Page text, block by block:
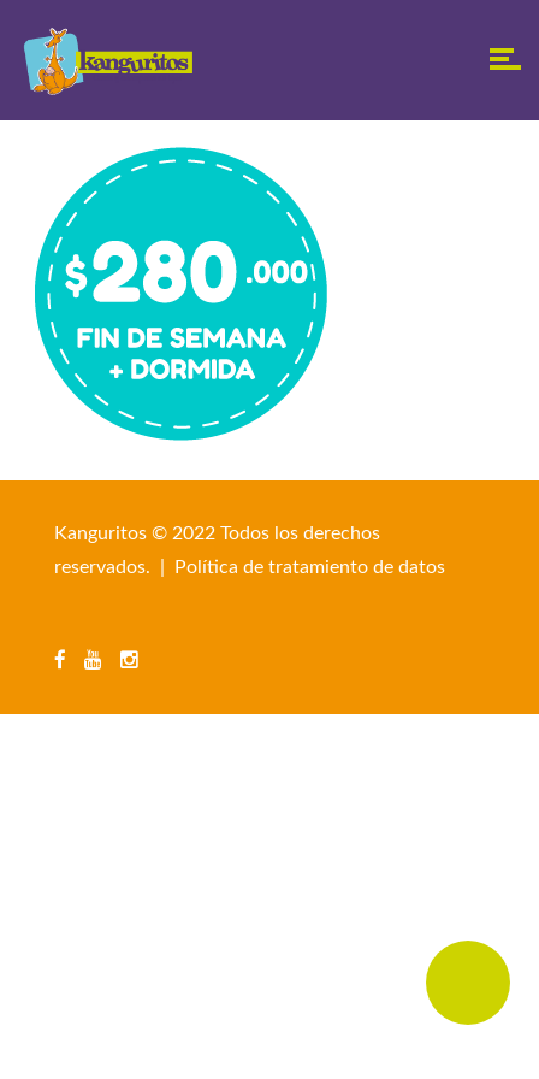
Kanguritos © 2022 Todos los derechos
reservados. |
Política de tratamiento de datos